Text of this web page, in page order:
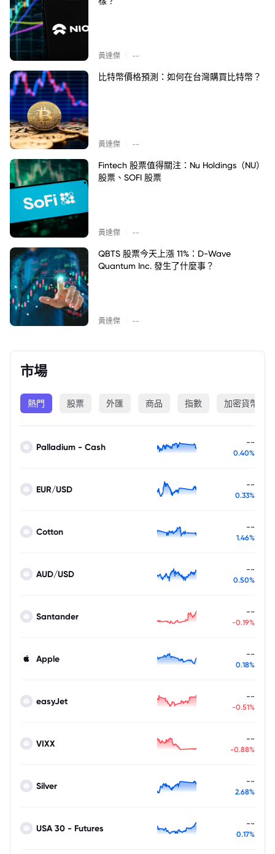
黃達傑 --
比特幣價格預測：如何在台灣購買比特幣？
黃達傑 --
Fintech 股票值得關注：Nu Holdings（NU）
股票、SOFI 股票
黃達傑 --
QBTS 股票今天上漲 11%：D-Wave
Quantum Inc. 發生了什麼事？
黃達傑 --
市場
熱門 股票 外匯 商品 指數 加密貨幣
Palladium - Cash --
0.40%
EUR/USD --
0.33%
Cotton --
1.46%
AUD/USD --
0.50%
Santander --
-0.19%
Apple --
0.18%
easyJet --
-0.51%
VIXX --
-0.88%
Silver --
2.68%
USA 30 - Futures --
0.17%